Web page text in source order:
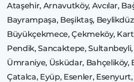
Ataşehir, Arnavutköy, Avcılar,
Bayrampaşa, Beşiktaş,
Büyükçekmece, Çekmeköy,
Pendik, Sancaktepe, Sultanbeyli,
Ümraniye, Üsküdar, Bahçeliköy,
Çatalca, Eyüp, Esenler,